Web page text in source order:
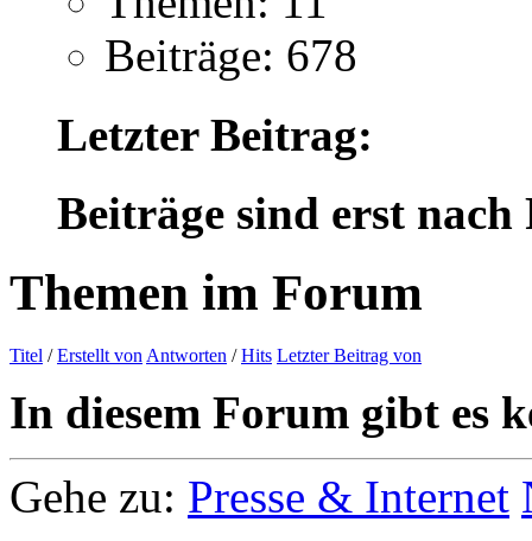
Beiträge: 678
Letzter Beitrag:
Beiträge sind erst
Themen im Forum
Titel /Erstellt von Antworten /Hits Letzter Beitrag von
In diesem Forum gibt es
Gehe zu: Presse & Internet